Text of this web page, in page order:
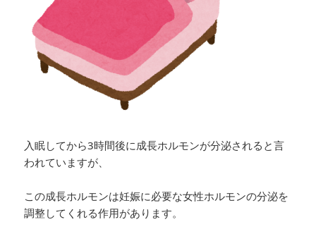
入眠してから3時間後に成長ホルモンが分泌されると言
われていますが、
この成長ホルモンは妊娠に必要な女性ホルモンの分泌を
調整してくれる作用があります。